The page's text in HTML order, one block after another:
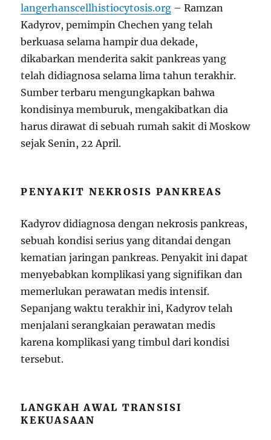
langerhanscellhistiocytosis.org – Ramzan
Kadyrov, pemimpin Chechen yang telah
berkuasa selama hampir dua dekade,
dikabarkan menderita sakit pankreas yang
telah didiagnosa selama lima tahun terakhir.
Sumber terbaru mengungkapkan bahwa
kondisinya memburuk, mengakibatkan dia
harus dirawat di sebuah rumah sakit di Moskow
sejak Senin, 22 April.
PENYAKIT NEKROSIS PANKREAS
Kadyrov didiagnosa dengan nekrosis pankreas,
sebuah kondisi serius yang ditandai dengan
kematian jaringan pankreas. Penyakit ini dapat
menyebabkan komplikasi yang signifikan dan
memerlukan perawatan medis intensif.
Sepanjang waktu terakhir ini, Kadyrov telah
menjalani serangkaian perawatan medis
karena komplikasi yang timbul dari kondisi
tersebut.
LANGKAH AWAL TRANSISI
KEKUASAAN